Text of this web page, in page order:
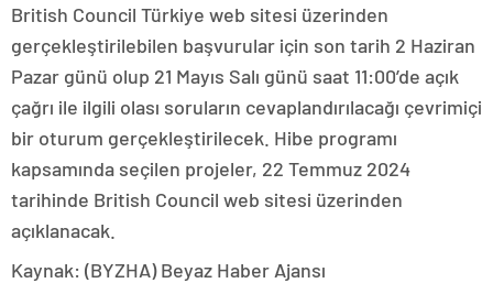
British Council Türkiye web sitesi üzerinden
gerçekleştirilebilen başvurular için son tarih 2 Haziran
Pazar günü olup 21 Mayıs Salı günü saat 11:00’de açık
çağrı ile ilgili olası soruların cevaplandırılacağı çevrimiçi
bir oturum gerçekleştirilecek. Hibe programı
kapsamında seçilen projeler, 22 Temmuz 2024
tarihinde British Council web sitesi üzerinden
açıklanacak.
Kaynak: (BYZHA) Beyaz Haber Ajansı